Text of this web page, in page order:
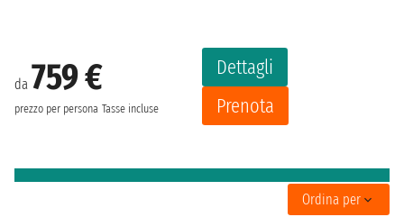
da 759 €
prezzo per persona Tasse incluse
Dettagli
Prenota
Ordina per